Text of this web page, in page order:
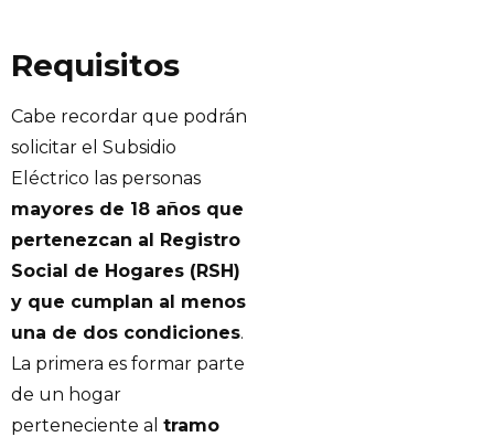
Requisitos
Cabe recordar que podrán
solicitar el Subsidio
Eléctrico las personas
mayores de 18 años que
pertenezcan al Registro
Social de Hogares (RSH)
y que cumplan al menos
una de dos condiciones.
La primera es formar parte
de un hogar
perteneciente al tramo